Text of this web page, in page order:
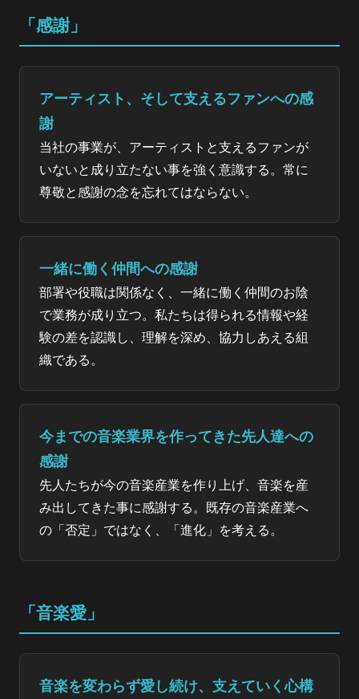
「感謝」
アーティスト、そして支えるファンへの感
謝
当社の事業が、アーティストと支えるファンが
いないと成り立たない事を強く意識する。常に
尊敬と感謝の念を忘れてはならない。
一緒に働く仲間への感謝
部署や役職は関係なく、一緒に働く仲間のお陰
で業務が成り立つ。私たちは得られる情報や経
験の差を認識し、理解を深め、協力しあえる組
織である。
今までの音楽業界を作ってきた先人達への
感謝
先人たちが今の音楽産業を作り上げ、音楽を産
み出してきた事に感謝する。既存の音楽産業へ
の「否定」ではなく、「進化」を考える。
「音楽愛」
音楽を変わらず愛し続け、支えていく心構